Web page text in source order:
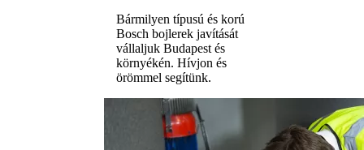
Bármilyen típusú és korú
Bosch bojlerek javítását
vállaljuk Budapest és
környékén. Hívjon és
örömmel segítünk.